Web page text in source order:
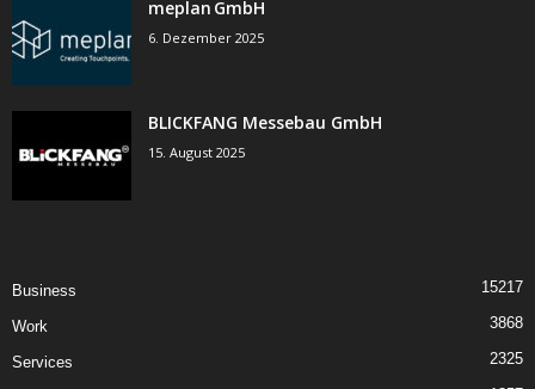
meplan GmbH
6. Dezember 2025
BLICKFANG Messebau GmbH
15. August 2025
Business 15217
Work 3868
Services 2325